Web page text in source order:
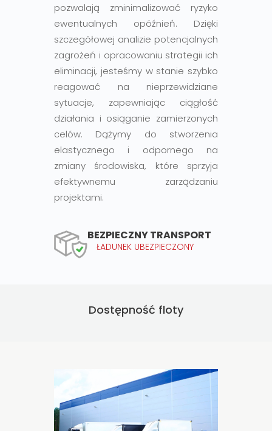
pozwalają zminimalizować ryzyko
ewentualnych opóźnień. Dzięki
szczegółowej analizie potencjalnych
zagrożeń i opracowaniu strategii ich
eliminacji, jesteśmy w stanie szybko
reagować na nieprzewidziane
sytuacje, zapewniając ciągłość
działania i osiąganie zamierzonych
celów. Dążymy do stworzenia
elastycznego i odpornego na
zmiany środowiska, które sprzyja
efektywnemu zarządzaniu
projektami.
BEZPIECZNY TRANSPORT
ŁADUNEK UBEZPIECZONY
Dostępność floty
Busy 5EP/8EP/10EP